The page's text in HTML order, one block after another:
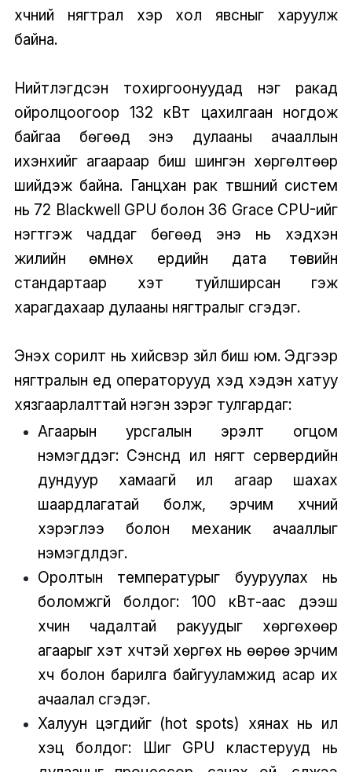
хүчний нягтрал хэр хол явсныг харуулж
байна.
Нийтлэгдсэн тохиргоонуудад нэг ракад
ойролцоогоор 132 кВт цахилгаан ногдож
байгаа бөгөөд энэ дулааны ачааллын
ихэнхийг агаараар биш шингэн хөргөлтөөр
шийдэж байна. Ганцхан рак түвшний систем
нь 72 Blackwell GPU болон 36 Grace CPU-ийг
нэгтгэж чаддаг бөгөөд энэ нь хэдхэн
жилийн өмнөх ердийн дата төвийн
стандартаар хэт туйлширсан гэж
харагдахаар дулааны нягтралыг үүсгэдэг.
Энэхүү сорилт нь хийсвэр зүйл биш юм. Эдгээр
нягтралын үед операторууд хэд хэдэн хатуу
хязгаарлалттай нэгэн зэрэг тулгардаг:
Агаарын урсгалын эрэлт огцом
нэмэгддэг: Сэнснүүд илүү нягт серверүүдийн
дундуур хамаагүй илүү агаар шахах
шаардлагатай болж, эрчим хүчний
хэрэглээ болон механик ачааллыг
нэмэгдүүлдэг.
Оролтын температурыг бууруулах нь
боломжгүй болдог: 100 кВт-аас дээш
хүчин чадалтай ракуудыг хөргөхөөр
агаарыг хэт хүчтэй хөргөх нь өөрөө эрчим
хүч болон барилга байгууламжид асар их
ачаалал үүсгэдэг.
Халуун цэгүүдийг (hot spots) хянах нь илүү
хэцүү болдог: Шигүү GPU кластерууд нь